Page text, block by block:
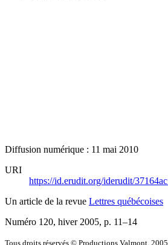
Diffusion numérique : 11 mai 2010
URI
https://id.erudit.org/iderudit/37164ac
Un article de la revue Lettres québécoises
Numéro 120, hiver 2005, p. 11–14
Tous droits réservés © Productions Valmont, 2005